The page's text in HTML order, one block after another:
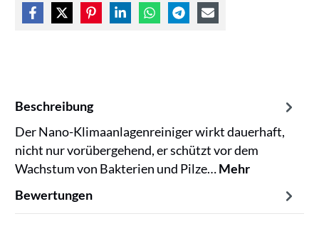
Beschreibung
Der Nano-Klimaanlagenreiniger wirkt dauerhaft,
nicht nur vorübergehend, er schützt vor dem
Wachstum von Bakterien und Pilze…Mehr
Bewertungen